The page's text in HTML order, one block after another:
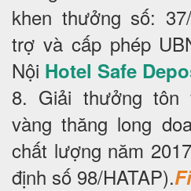
khen thưởng số:
trợ và cấp phép
Nội Hotel Safe
8. Giải thưởng tôn
vàng thăng long
chất lượng năm
định số 98/HATAP).